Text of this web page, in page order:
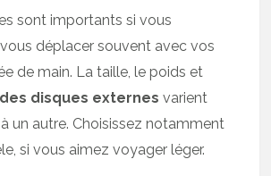
sont importants si vous
déplacer souvent avec vos
de main. La taille, le poids et
disques externes varient
à un autre. Choisissez notamment
si vous aimez voyager léger.